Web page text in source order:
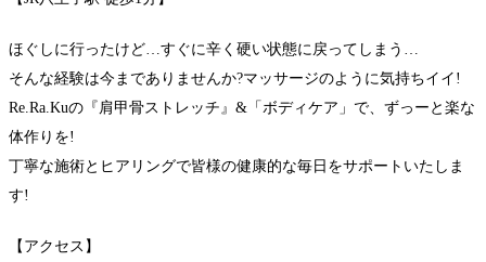
ほぐしに行ったけど…すぐに辛く硬い状態に戻ってしまう…
そんな経験は今までありませんか?マッサージのように気持ちイイ!
Re.Ra.Kuの『肩甲骨ストレッチ』&「ボディケア」で、ずっーと楽な
体作りを!
丁寧な施術とヒアリングで皆様の健康的な毎日をサポートいたしま
す!
【アクセス】